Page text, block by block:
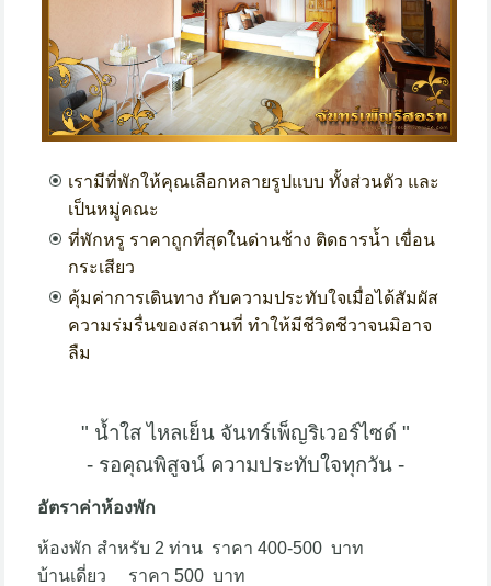
เรามีที่พักให้คุณเลือกหลายรูปแบบ ทั้งส่วนตัว และ
เป็นหมู่คณะ
ที่พักหรู ราคาถูกที่สุดในด่านช้าง ติดธารน้ำ เขื่อน
กระเสียว
คุ้มค่าการเดินทาง กับความประทับใจเมื่อได้สัมผัส
ความร่มรื่นของสถานที่ ทำให้มีชีวิตชีวาจนมิอาจ
ลืม
" น้ำใส ไหลเย็น จันทร์เพ็ญริเวอร์ไซด์ "
- รอคุณพิสูจน์ ความประทับใจทุกวัน -
อัตราค่าห้องพัก
ห้องพัก สำหรับ 2 ท่าน ราคา 400-500 บาท
บ้านเดี่ยว ราคา 500 บาท